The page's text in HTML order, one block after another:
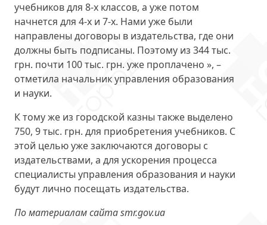
учебников для 8-х классов, а уже потом
начнется для 4-х и 7-х. Нами уже были
направлены договоры в издательства, где они
должны быть подписаны. Поэтому из 344 тыс.
грн. почти 100 тыс. грн. уже проплачено », –
отметила начальник управления образования
и науки.
К тому же из городской казны также выделено
750, 9 тыс. грн. для приобретения учебников. С
этой целью уже заключаются договоры с
издательствами, а для ускорения процесса
специалисты управления образования и науки
будут лично посещать издательства.
По материалам сайта smr.gov.ua